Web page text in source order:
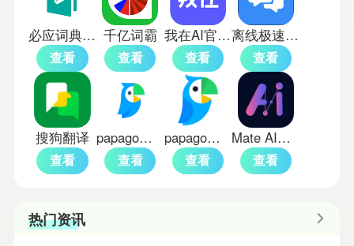
必应词典安卓版
查看
千亿词霸
查看
我在AI官方版
查看
离线极速翻译器
查看
搜狗翻译
查看
papago中韩翻译
查看
papago安卓版
查看
Mate AI免费版
查看
热门资讯